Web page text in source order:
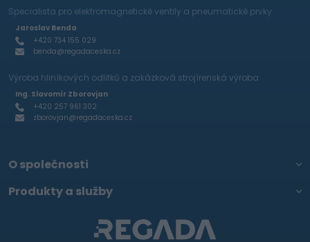
Specialista pro elektromagnetické ventily a pneumatické prvky
Jaroslav Benda
+420 734 155 029
benda@regadaceska.cz
Výroba hliníkových odlitků a zakázková strojírenská výroba
Ing. Slavomír Zborovjan
+420 257 961 302
zborovjan@regadaceska.cz
O společnosti
Produkty a služby